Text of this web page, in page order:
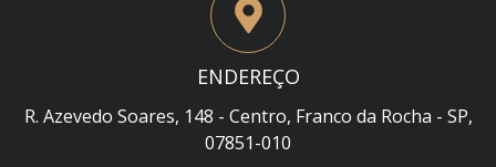
ENDEREÇO
R. Azevedo Soares, 148 - Centro, Franco da Rocha - SP,
07851-010